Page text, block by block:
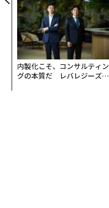
内製化こそ、コンサルティン
グの本質だ レバレジーズが